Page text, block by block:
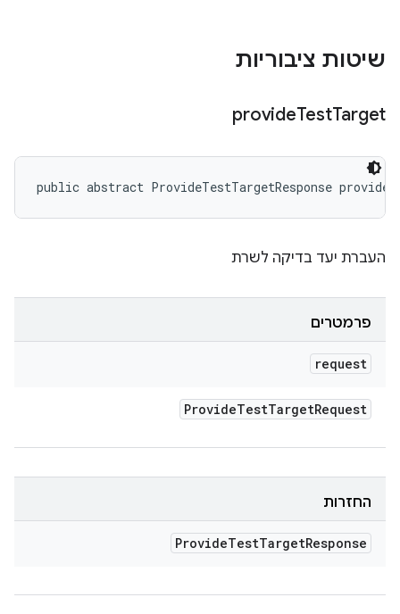
שיטות ציבוריות
provideTestTarget
public abstract ProvideTestTargetResponse
העברת יעד בדיקה לשרת
פרמטרים
request
ProvideTestTargetRequest
החזרות
ProvideTestTargetResponse